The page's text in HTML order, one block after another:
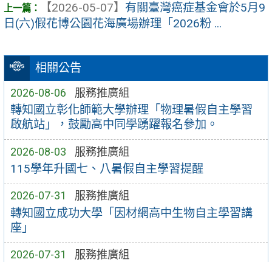
相關公告
2026-08-06 服務推廣組
轉知國立彰化師範大學辦理「物理暑假自主學習
啟航站」，鼓勵高中同學踴躍報名參加。
2026-08-03 服務推廣組
115學年升國七、八暑假自主學習提醒
2026-07-31 服務推廣組
轉知國立成功大學「因材網高中生物自主學習講
座」
2026-07-31 服務推廣組
【2026-05-07】 有關臺灣癌症基金會於5月9
日(六)假花博公園花海廣場辦理「2026粉 ...